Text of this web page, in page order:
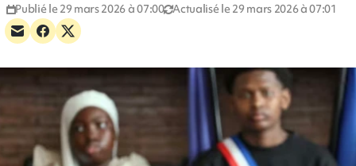
Publié le 29 mars 2026 à 07:00 Actualisé le 29 mars 2026 à 07:01